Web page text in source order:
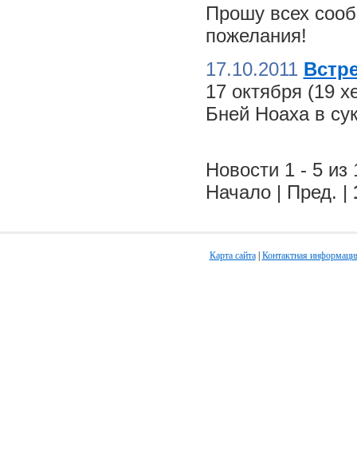
Прошу всех
пожелания!
17.10.2011
17 октября (19
Бней Ноаха в
Новости 1 - 5 из
Начало | Пред. |
Карта сайта| Контактная